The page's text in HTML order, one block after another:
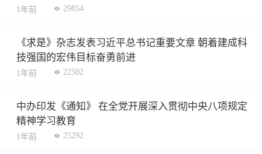
1年前 29854
《求是》杂志发表习近平总书记重要文章 朝着建成科
技强国的宏伟目标奋勇前进
1年前 22502
中办印发《通知》 在全党开展深入贯彻中央八项规定
精神学习教育
1年前 25292